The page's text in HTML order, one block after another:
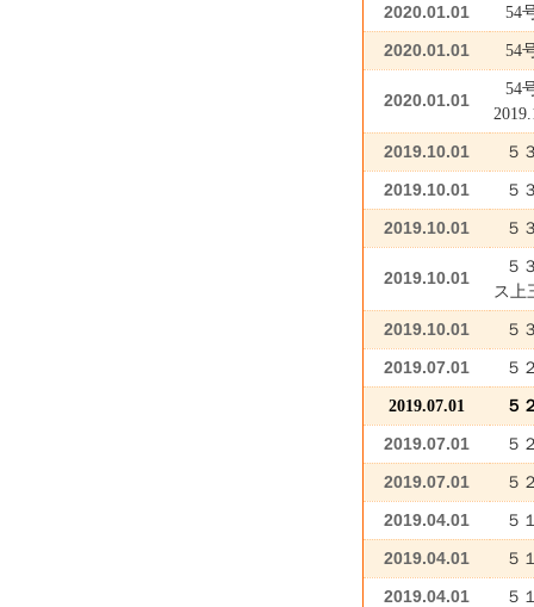
2020.01.01 54
2020.01.01 54
2020.01.01
54
2019.10.01 ５
2019.10.01 ５
2019.10.01 ５
2019.10.01
５
ス上
2019.10.01 ５
2019.07.01 ５
2019.07.01 ５
2019.07.01 ５
2019.07.01 ５
2019.04.01 ５
2019.04.01 ５
2019.04.01 ５